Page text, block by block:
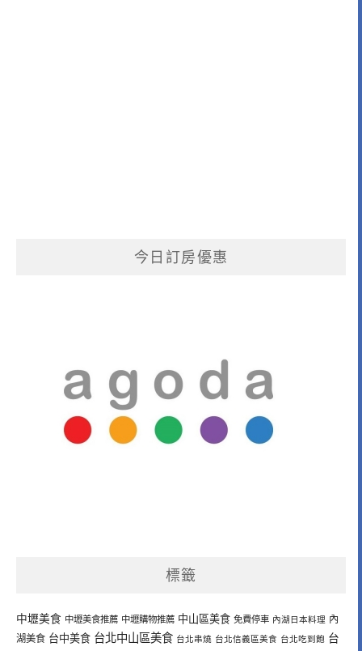
今日訂房優惠
標籤
中壢美食 中壢美食推薦 中壢購物推薦 中山區美食 免費停車 內湖日本料理 內
湖美食 台中美食 台北中山區美食 台北串燒 台北信義區美食 台北吃到飽 台